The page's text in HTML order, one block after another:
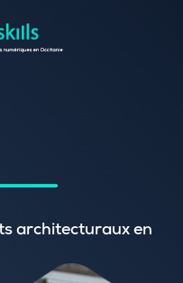
architecturaux en